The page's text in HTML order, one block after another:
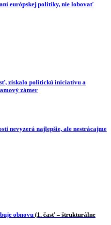
európskej politiky, nie lobovať
získalo politickú iniciatívu a
zámer
nevyzerá najlepšie, ale nestrácajme
obnovu (1. časť – štrukturálne